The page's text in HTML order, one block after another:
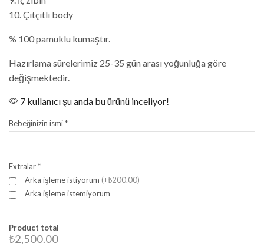
10. Çıtçıtlı body
% 100 pamuklu kumaştır.
Hazırlama sürelerimiz 25-35 gün arası yoğunluğa göre
değişmektedir.
7 kullanıcı şu anda bu ürünü inceliyor!
Bebeğinizin ismi*
Extralar*
Arka işleme istiyorum (+₺200.00)
Arka işleme istemiyorum
Product total
₺2,500.00